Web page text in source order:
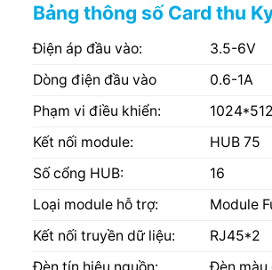
Bảng thông số Card thu
Điện áp đầu vào:
3.5-6V
Dòng điện đầu vào
0.6-1A
Phạm vi điều khiển:
1024*512
Kết nối module:
HUB 75
Số cổng HUB:
16
Loại module hỗ trợ:
Module
Kết nối truyền dữ liệu:
RJ45*2
Đèn tín hiệu nguồn:
Đèn màu